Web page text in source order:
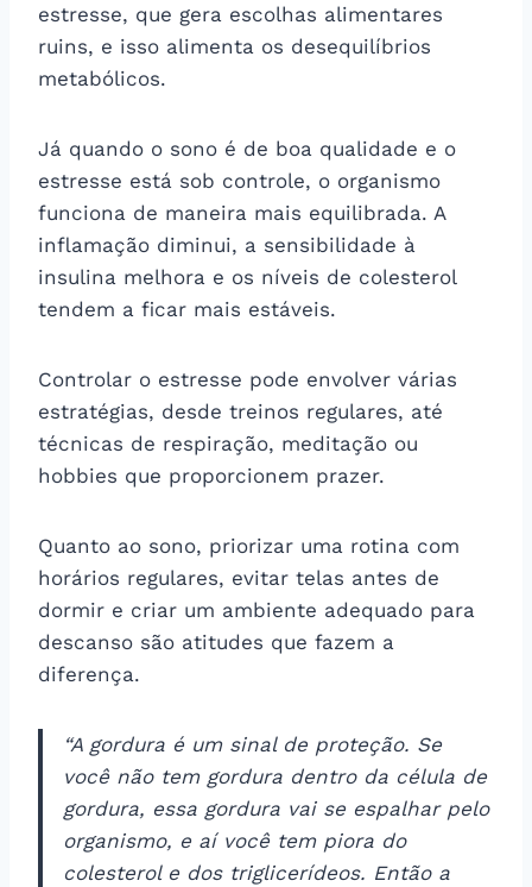
estresse, que gera escolhas alimentares
ruins, e isso alimenta os desequilíbrios
metabólicos.
Já quando o sono é de boa qualidade e o
estresse está sob controle, o organismo
funciona de maneira mais equilibrada. A
inflamação diminui, a sensibilidade à
insulina melhora e os níveis de colesterol
tendem a ficar mais estáveis.
Controlar o estresse pode envolver várias
estratégias, desde treinos regulares, até
técnicas de respiração, meditação ou
hobbies que proporcionem prazer.
Quanto ao sono, priorizar uma rotina com
horários regulares, evitar telas antes de
dormir e criar um ambiente adequado para
descanso são atitudes que fazem a
diferença.
“A gordura é um sinal de proteção. Se
você não tem gordura dentro da célula de
gordura, essa gordura vai se espalhar pelo
organismo, e aí você tem piora do
colesterol e dos triglicerídeos. Então a